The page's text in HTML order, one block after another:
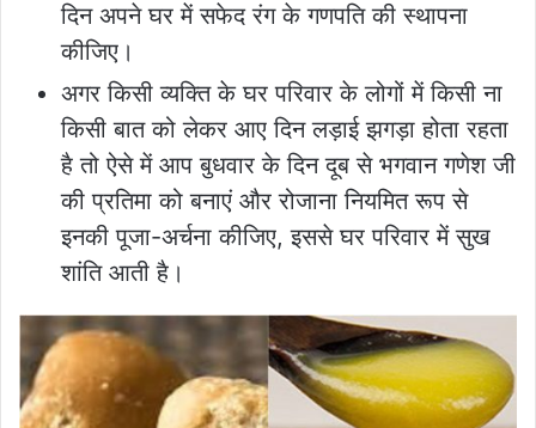
दिन अपने घर में सफेद रंग के गणपति की स्थापना
कीजिए।
अगर किसी व्यक्ति के घर परिवार के लोगों में किसी ना
किसी बात को लेकर आए दिन लड़ाई झगड़ा होता रहता
है तो ऐसे में आप बुधवार के दिन दूब से भगवान गणेश जी
की प्रतिमा को बनाएं और रोजाना नियमित रूप से
इनकी पूजा-अर्चना कीजिए, इससे घर परिवार में सुख
शांति आती है।